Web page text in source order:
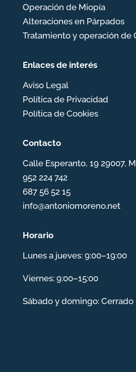
Operación de Miopía
Alteraciones en Párpados
Tratamiento y operación de
Enlaces de interés
Aviso Legal
Política de Privacidad
Política de Cookies
Contacto
Calle Esperanto, 19 29007,
952 224 742
687 56 52 15
info@antoniomoreno.net
Horario
Lunes a jueves: 9:00–19:00
Viernes: 9:00–15:00
Sábado y domingo: Cerrado